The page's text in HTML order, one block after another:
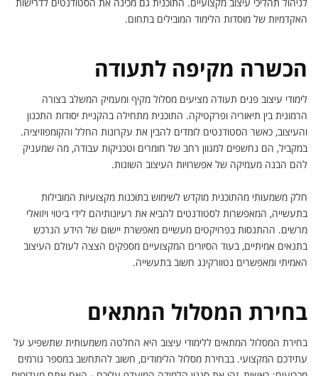
לניהול תהליכי עיצוב מקצועיים. התוכנית גם מכינה את הסטודנטים לדרישות
האקדמיות של מוסדות הלימוד המובילים בתחום.
הכשרה מקיפה לתעודה
לימודי עיצוב פנים תעודה מציעים מסלול מקיף ומעמיק המשלב בצורה
הרמונית בין תיאוריה ופרקטיקה. התוכנית מתחילה בהקניית יסודות התכנון
והעיצוב, כאשר הסטודנטים לומדים להבין את עקרונות החלל והקומפוזיציה.
במקביל, הם נחשפים למגוון רחב של חומרים וטכניקות עבודה, מה שמעניק
להם הבנה מעמיקה של אפשרויות העיצוב השונות.
חלק משמעותי מהתוכנית מוקדש לשימוש בתוכנות מקצועיות המובילות
בתעשייה, המאפשרות לסטודנטים להביא את רעיונותיהם לידי ביטוי ויזואלי
מרשים. ההתנסות בפרויקטים מעשיים מאפשרת יישום של הידע הנרכש
בתנאים אמיתיים, בעוד הסיורים המקצועיים מספקים הצצה לעולם העיצוב
האמיתי ומאפשרים נטוורקינג חשוב בתעשייה.
בחירת המסלול המתאים
בחירת המסלול המתאים ללימודי עיצוב היא החלטה משמעותית שתשפיע על
עתידכם המקצועי. בבחירת מסלול הלימודים, חשוב להתחשב במספר גורמים